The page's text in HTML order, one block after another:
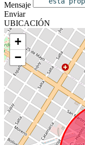
Mensaje
Enviar
UBICACIÓN
+
−